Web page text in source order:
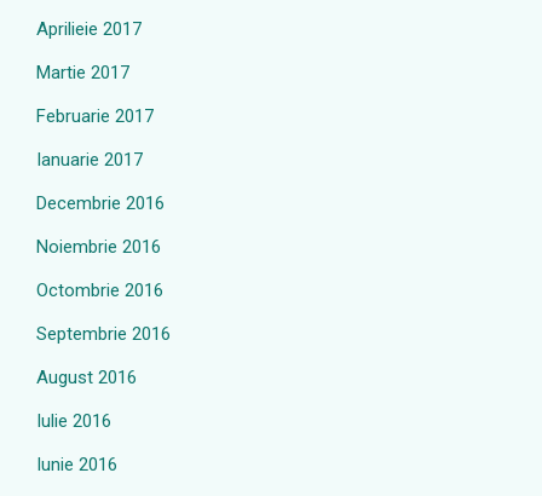
Aprilieie 2017
Martie 2017
Februarie 2017
Ianuarie 2017
Decembrie 2016
Noiembrie 2016
Octombrie 2016
Septembrie 2016
August 2016
Iulie 2016
Iunie 2016